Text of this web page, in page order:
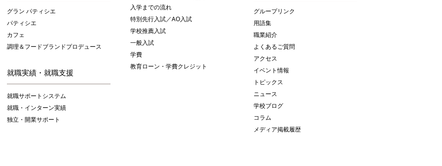
グラン パティシエ
パティシエ
カフェ
調理＆フードブランドプロデュース
就職実績・就職支援
就職サポートシステム
就職・インターン実績
独立・開業サポート
入学までの流れ
特別先行入試／AO入試
学校推薦入試
一般入試
学費
教育ローン・学費クレジット
グループリンク
用語集
職業紹介
よくあるご質問
アクセス
イベント情報
トピックス
ニュース
学校ブログ
コラム
メディア掲載履歴